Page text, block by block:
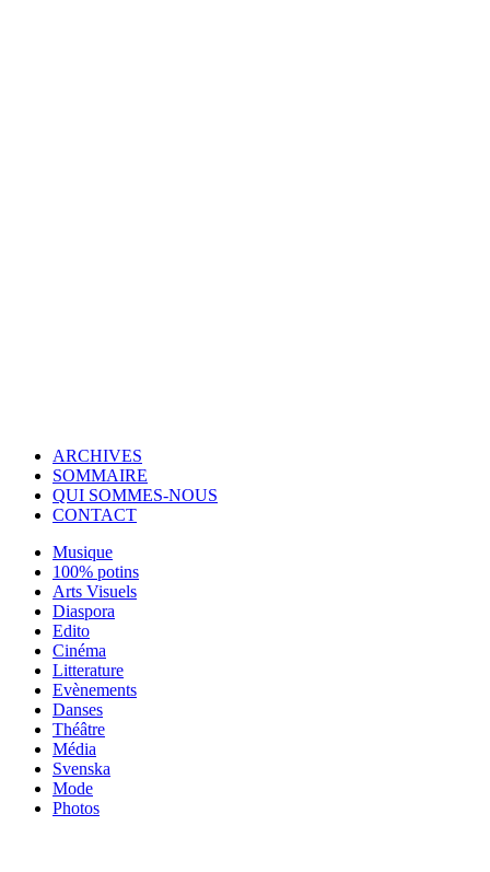
ARCHIVES
SOMMAIRE
QUI SOMMES-NOUS
CONTACT
Musique
100% potins
Arts Visuels
Diaspora
Edito
Cinéma
Litterature
Evènements
Danses
Théâtre
Média
Svenska
Mode
Photos